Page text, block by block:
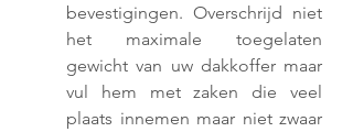
bevestigingen. Overschrijd niet
het maximale toegelaten
gewicht van uw dakkoffer maar
vul hem met zaken die veel
plaats innemen maar niet zwaar